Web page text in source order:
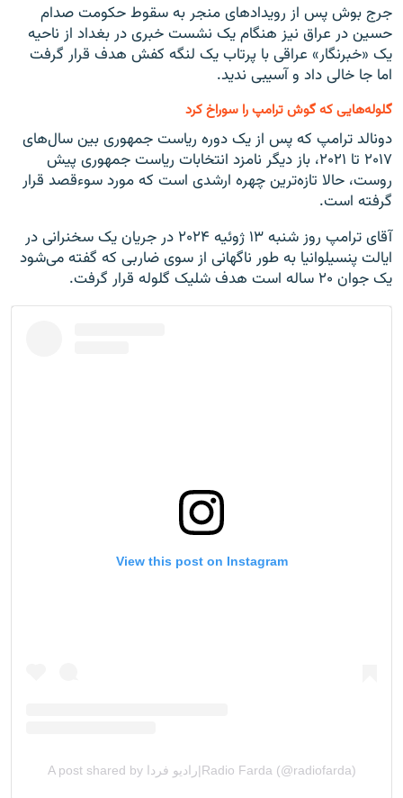
جرج بوش پس از رویدادهای منجر به سقوط حکومت صدام
حسین در عراق نیز هنگام یک نشست خبری در بغداد از ناحیه
یک «خبرنگار» عراقی با پرتاب یک لنگه کفش هدف قرار گرفت
اما جا خالی داد و آسیبی ندید.
گلوله‌هایی که گوش ترامپ را سوراخ کرد
دونالد ترامپ که پس از یک دوره ریاست جمهوری بین سال‌های
۲۰۱۷ تا ۲۰۲۱، باز دیگر نامزد انتخابات ریاست جمهوری پیش
روست، حالا تازه‌ترین چهره ارشدی است که مورد سوءقصد قرار
گرفته است.
آقای ترامپ روز شنبه ۱۳ ژوئیه ۲۰۲۴ در جریان یک سخنرانی در
ایالت پنسیلوانیا به طور ناگهانی از سوی ضاربی که گفته می‌شود
یک جوان ۲۰ ساله است هدف شلیک گلوله قرار گرفت.